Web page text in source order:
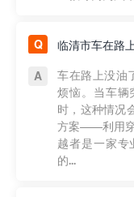
临清市车在路
车在路上没油
烦恼。当车辆
时，这种情况
方案——利用穿
越者是一家专
的...